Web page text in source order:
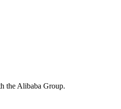
the Alibaba Group.